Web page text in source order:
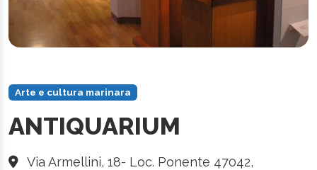
Arte e cultura marinara
ANTIQUARIUM
Via Armellini, 18- Loc. Ponente 47042,